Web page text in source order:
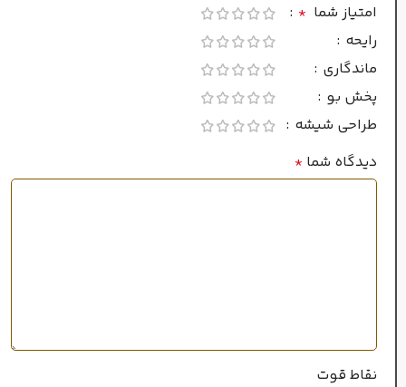
ادو پرفیوم
فصل
تمام فصول
ماندگاری زیاد
امتیاز شما *
رایحه
ماندگاری
پخش بو
طراحی شیشه
دیدگاه شما *
نقاط قوت